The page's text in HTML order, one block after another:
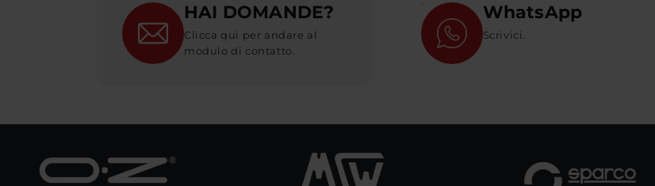
HAI DOMANDE?
Clicca qui per andare al
modulo di contatto.
WhatsApp
Scrivici.